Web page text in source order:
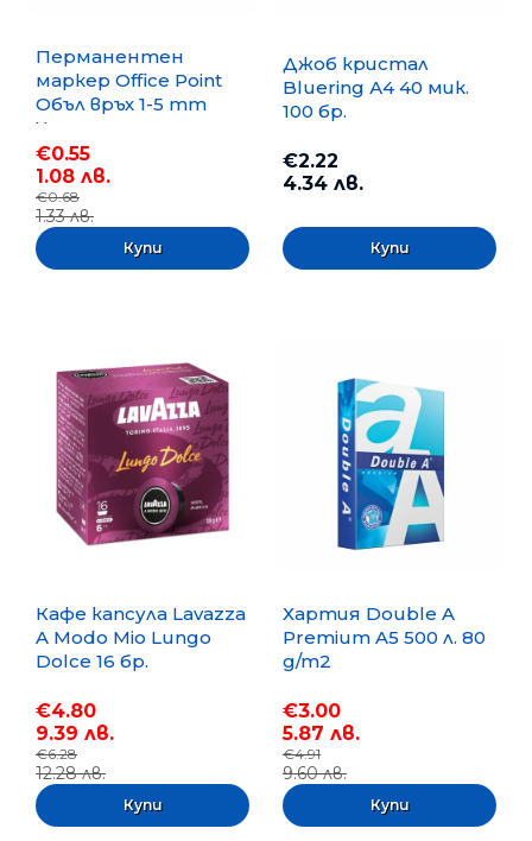
Перманентен
маркер Office Point
Объл връх 1-5 mm
Черен
€0.55
1.08 лв.
€0.68
1.33 лв.
Джоб кристал
Bluering А4 40 мик.
100 бр.
€2.22
4.34 лв.
Кафе капсула Lavazza
A Modo Mio Lungo
Dolce 16 бр.
€4.80
9.39 лв.
€6.28
12.28 лв.
Хартия Double A
Premium A5 500 л. 80
g/m2
€3.00
5.87 лв.
€4.91
9.60 лв.